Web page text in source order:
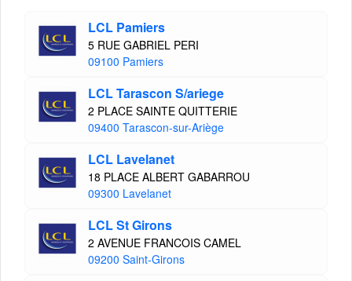
LCL Pamiers
5 RUE GABRIEL PERI
09100 Pamiers
LCL Tarascon S/ariege
2 PLACE SAINTE QUITTERIE
09400 Tarascon-sur-Ariège
LCL Lavelanet
18 PLACE ALBERT GABARROU
09300 Lavelanet
LCL St Girons
2 AVENUE FRANCOIS CAMEL
09200 Saint-Girons